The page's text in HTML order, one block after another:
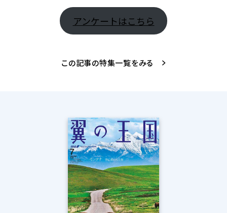
アンケートはこちら
この記事の特集一覧をみる